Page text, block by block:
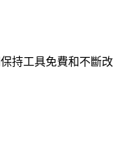
持工具免費和不斷改